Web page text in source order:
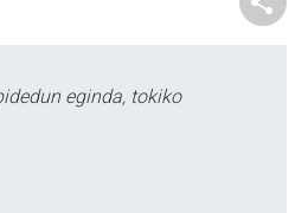
eginda, tokiko